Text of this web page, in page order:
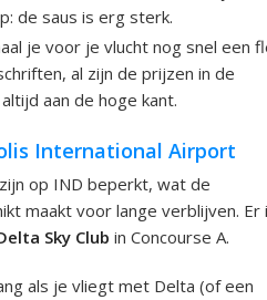
de saus is erg sterk.
je voor je vlucht nog snel een
al zijn de prijzen in de
aan de hoge kant.
International Airport
op IND beperkt, wat de
maakt voor lange verblijven. Er
Sky Club in Concourse A.
als je vliegt met Delta (of een